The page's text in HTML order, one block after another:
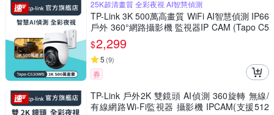
25K超清畫質 全彩夜視 AI智慧偵測
TP-Link 3K 500萬高畫質 WiFi AI智慧偵測 IP66
戶外 360°網路攝影機 監視器IP CAM (Tapo C5
30WS)
$2,299
5 (9)
券
TP-Link 戶外2K 雙鏡頭 AI偵測 360旋轉 無線/
有線網路Wi-Fi監視器 攝影機 IPCAM(支援512